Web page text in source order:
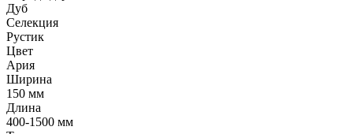
Дуб
Селекция
Рустик
Цвет
Ария
Ширина
150 мм
Длина
400-1500 мм